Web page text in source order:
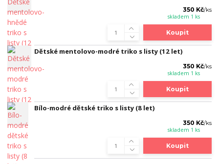
350 Kč/ks
skladem 1 ks
Koupit
Dětské mentolovo-modré triko s listy (12 let)
350 Kč/ks
skladem 1 ks
Koupit
Bílo-modré dětské triko s listy (8 let)
350 Kč/ks
skladem 1 ks
Koupit